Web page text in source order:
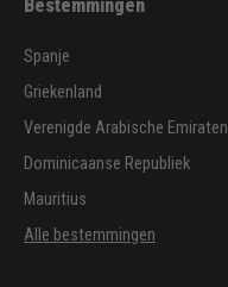
Bestemmingen
Spanje
Griekenland
Verenigde Arabische Emiraten
Dominicaanse Republiek
Mauritius
Alle bestemmingen